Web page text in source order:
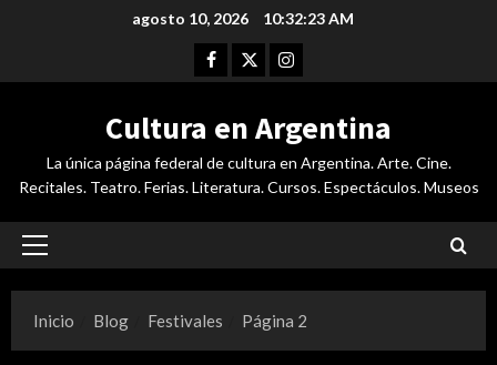
agosto 10, 2026 10:32:24 AM
Facebook
TwitterInstagram
Cultura en Argentina
La única página federal de cultura en Argentina. Arte. Cine.
Recitales. Teatro. Ferias. Literatura. Cursos. Espectáculos. Museos
Menú
Inicio
Blog Festivales Página 2